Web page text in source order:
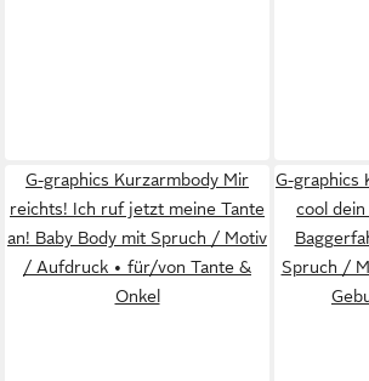
G-graphics Kurzarmbody Mir
reichts! Ich ruf jetzt meine Tante
an! Baby Body mit Spruch / Motiv
/ Aufdruck • für/von Tante &
Onkel
G-graphics
cool
Spruch /